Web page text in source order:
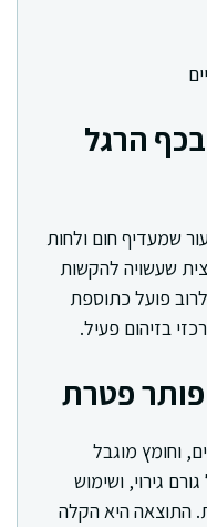
הרגל
שמעדיף חום ולחות
שעשויה להקשות
פועל כתוספת
בזיהום פעיל.
פטרת
וחומץ מוגבל
גירוי, ושימוש
התוצאה היא הקלה